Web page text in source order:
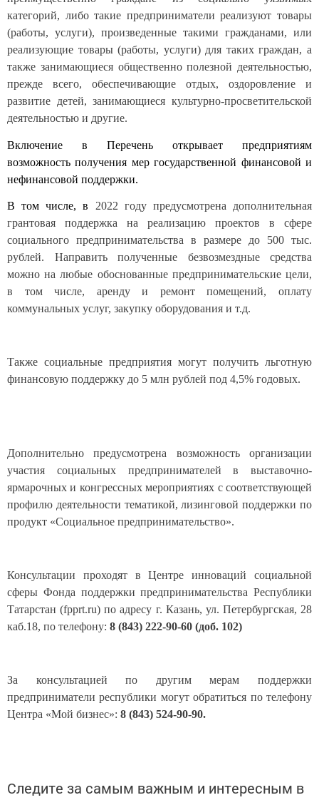
категорий, либо такие предприниматели реализуют товары
(работы, услуги), произведенные такими гражданами, или
реализующие товары (работы, услуги) для таких граждан, а
также занимающиеся общественно полезной деятельностью,
прежде всего, обеспечивающие отдых, оздоровление и
развитие детей, занимающиеся культурно-просветительской
деятельностью и другие.
Включение в Перечень открывает предприятиям
возможность получения мер государственной финансовой и
нефинансовой поддержки.
В том числе, в 2022 году предусмотрена дополнительная
грантовая поддержка на реализацию проектов в сфере
социального предпринимательства в размере до 500 тыс.
рублей. Направить полученные безвозмездные средства
можно на любые обоснованные предпринимательские цели,
в том числе, аренду и ремонт помещений, оплату
коммунальных услуг, закупку оборудования и т.д.
Также социальные предприятия могут получить льготную
финансовую поддержку до 5 млн рублей под 4,5% годовых.
Дополнительно предусмотрена возможность организации
участия социальных предпринимателей в выставочно-
ярмарочных и конгрессных мероприятиях с соответствующей
профилю деятельности тематикой, лизинговой поддержки по
продукт «Социальное предпринимательство».
Консультации проходят в Центре инноваций социальной
сферы Фонда поддержки предпринимательства Республики
Татарстан (fpprt.ru) по адресу г. Казань, ул. Петербургская, 28
каб.18, по телефону: 8 (843) 222-90-60 (доб. 102)
За консультацией по другим мерам поддержки
предприниматели республики могут обратиться по телефону
Центра «Мой бизнес»: 8 (843) 524-90-90.
Следите за самым важным и интересным в